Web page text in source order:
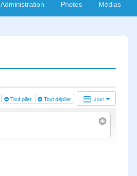
Administration Photos Médias
Jour
Tout plier Tout déplier